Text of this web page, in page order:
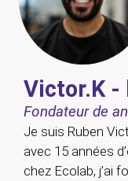
Victor.K
Fondateur de
Je suis Ruben
avec 15 années
chez Ecolab, j’ai